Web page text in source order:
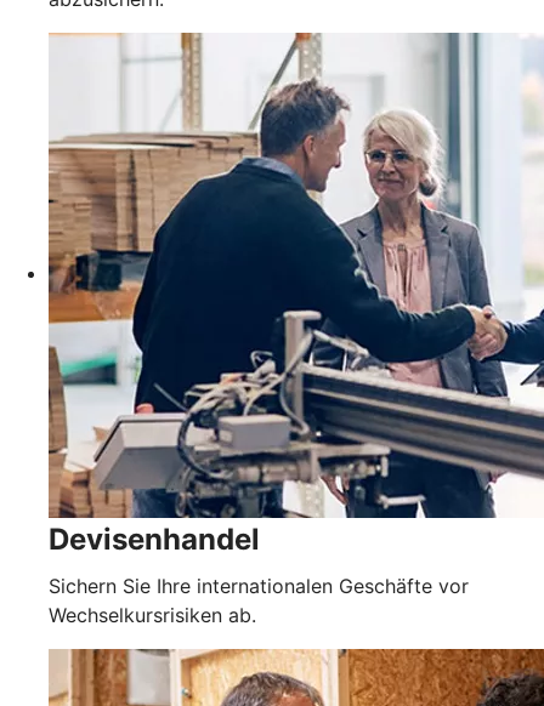
Devisenhandel
Sichern Sie Ihre internationalen Geschäfte vor
Wechselkursrisiken ab.